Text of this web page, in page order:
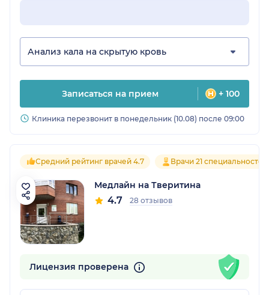
Анализ кала на скрытую кровь
Записаться на прием + 100
Клиника перезвонит в понедельник (10.08) после 09:00
Средний рейтинг врачей 4.7 Врачи 21 специальностей
Медлайн на Тверитина
4.7 28 отзывов
Лицензия проверена